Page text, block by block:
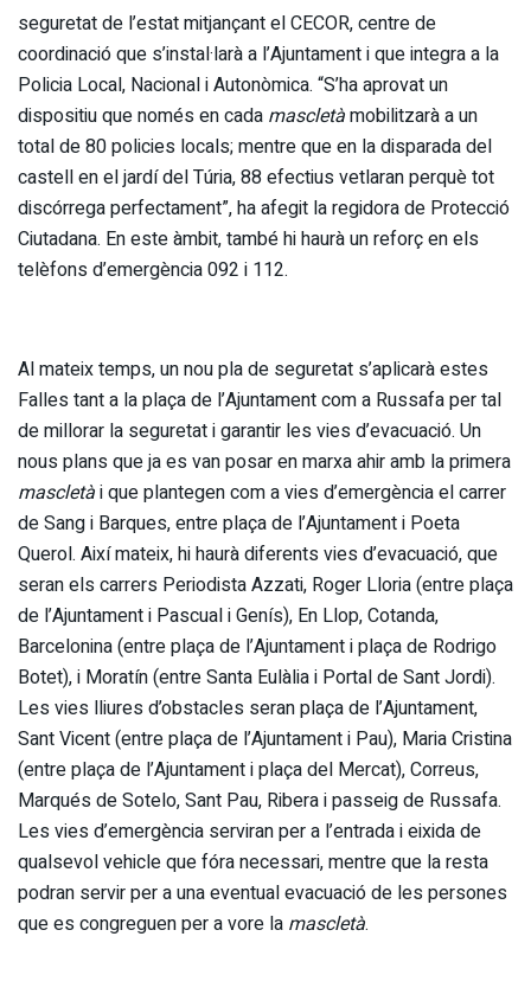
seguretat de l’estat mitjançant el CECOR, centre de
coordinació que s’instal·larà a l’Ajuntament i que integra a la
Policia Local, Nacional i Autonòmica. “S’ha aprovat un
dispositiu que només en cada mascletàmobilitzarà a un
total de 80 policies locals; mentre que en la disparada del
castell en el jardí del Túria, 88 efectius vetlaran perquè tot
discórrega perfectament”, ha afegit la regidora de Protecció
Ciutadana. En este àmbit, també hi haurà un reforç en els
telèfons d’emergència 092 i 112.
Al mateix temps, un nou pla de seguretat s’aplicarà estes
Falles tant a la plaça de l’Ajuntament com a Russafa per tal
de millorar la seguretat i garantir les vies d’evacuació. Un
nous plans que ja es van posar en marxa ahir amb la primera
mascletài que plantegen com a vies d’emergència el carrer
de Sang i Barques, entre plaça de l’Ajuntament i Poeta
Querol. Així mateix, hi haurà diferents vies d’evacuació, que
seran els carrers Periodista Azzati, Roger Lloria (entre plaça
de l’Ajuntament i Pascual i Genís), En Llop, Cotanda,
Barcelonina (entre plaça de l’Ajuntament i plaça de Rodrigo
Botet), i Moratín (entre Santa Eulàlia i Portal de Sant Jordi).
Les vies lliures d’obstacles seran plaça de l’Ajuntament,
Sant Vicent (entre plaça de l’Ajuntament i Pau), Maria Cristina
(entre plaça de l’Ajuntament i plaça del Mercat), Correus,
Marqués de Sotelo, Sant Pau, Ribera i passeig de Russafa.
Les vies d’emergència serviran per a l’entrada i eixida de
qualsevol vehicle que fóra necessari, mentre que la resta
podran servir per a una eventual evacuació de les persones
que es congreguen per a vore la mascletà.